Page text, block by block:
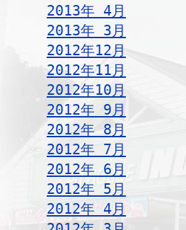
2013年 4月
2013年 3月
2012年12月
2012年11月
2012年10月
2012年 9月
2012年 8月
2012年 7月
2012年 6月
2012年 5月
2012年 4月